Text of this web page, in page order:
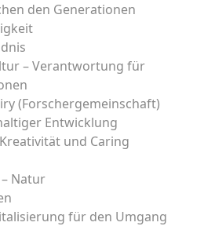
den Generationen
– Verantwortung für
(Forschergemeinschaft)
Entwicklung
und Caring
Natur
für den Umgang